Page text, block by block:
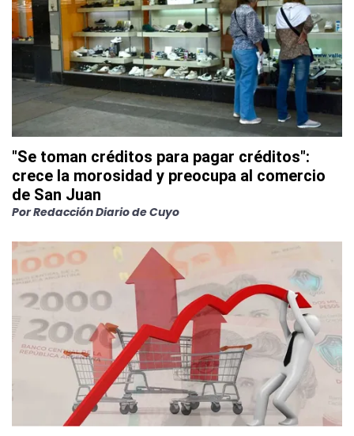
"Se toman créditos para pagar créditos":
crece la morosidad y preocupa al comercio
de San Juan
PorRedacción Diario de Cuyo